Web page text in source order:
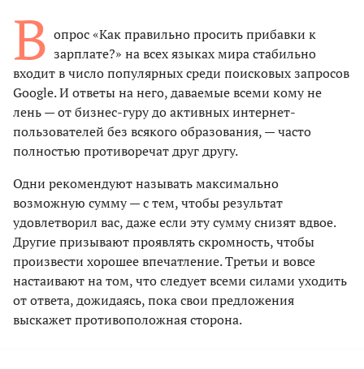
В опрос «Как правильно просить прибавки к
зарплате?» на всех языках мира стабильно
входит в число популярных среди поисковых запросов
Google. И ответы на него, даваемые всеми кому не
лень — от бизнес-гуру до активных интернет-
пользователей без всякого образования, — часто
полностью противоречат друг другу.
Одни рекомендуют называть максимально
возможную сумму — с тем, чтобы результат
удовлетворил вас, даже если эту сумму снизят вдвое.
Другие призывают проявлять скромность, чтобы
произвести хорошее впечатление. Третьи и вовсе
настаивают на том, что следует всеми силами уходить
от ответа, дожидаясь, пока свои предложения
выскажет противоположная сторона.